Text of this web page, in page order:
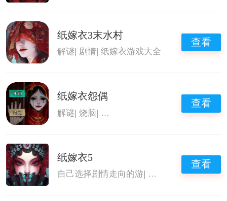
纸嫁衣3末水村
解谜 剧情 |纸嫁衣游戏大全
查看
纸嫁衣怨偶
解谜|烧脑| 纸嫁衣游戏大全 中式悬疑剧情
查看
纸嫁衣5
自己选择剧情走向的游| 纸嫁衣系列游戏大全
查看